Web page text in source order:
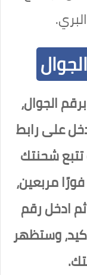
الجوال،
على رابط
شحنتك
مربعين،
ادخل رقم
وستظهر